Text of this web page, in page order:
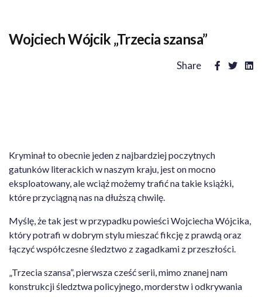
Wojciech Wójcik „Trzecia szansa”
Share
Kryminał to obecnie jeden z najbardziej poczytnych
gatunków literackich w naszym kraju, jest on mocno
eksploatowany, ale wciąż możemy trafić na takie książki,
które przyciągną nas na dłuższą chwilę.
Myślę, że tak jest w przypadku powieści Wojciecha Wójcika,
który potrafi w dobrym stylu mieszać fikcję z prawdą oraz
łączyć współczesne śledztwo z zagadkami z przeszłości.
„Trzecia szansa”, pierwsza cześć serii, mimo znanej nam
konstrukcji śledztwa policyjnego, morderstw i odkrywania